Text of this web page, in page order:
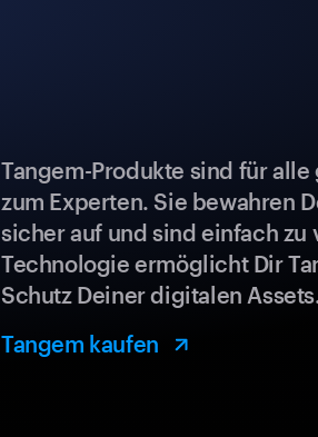
Tangem-Produkte sind für
zum Experten. Sie bewahren
sicher auf und sind einfach
Technologie ermöglicht Dir
Schutz Deiner digitalen
Tangem kaufen